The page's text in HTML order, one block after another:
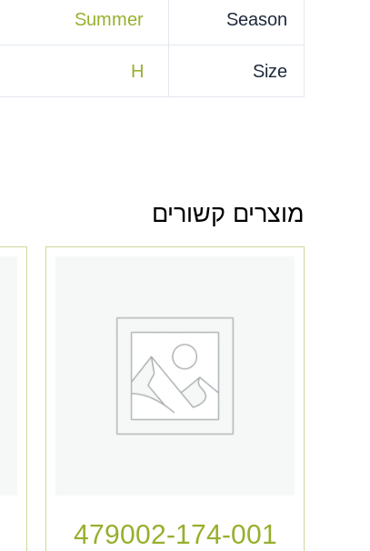
Season
Summer
Size
H
מוצרים קשורים
479002-174-001